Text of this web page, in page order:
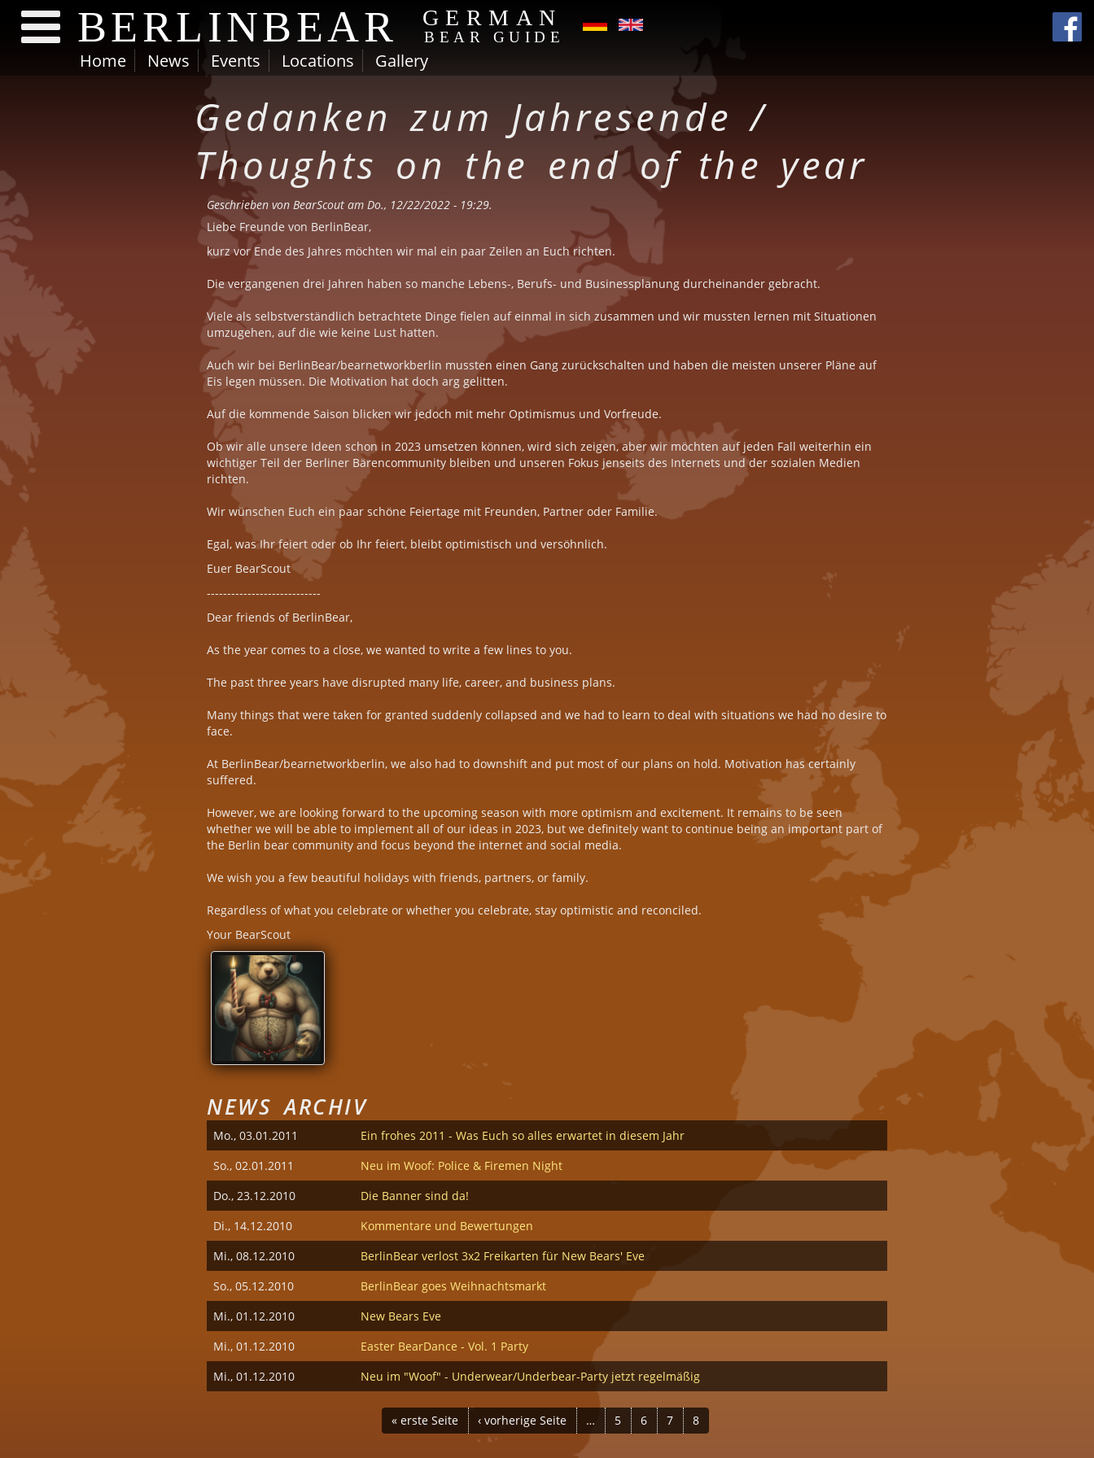
BERLINBEAR GERMAN
BEAR GUIDE
Home News Events Locations Gallery
Gedanken zum Jahresende /
Thoughts on the end of the year
Geschrieben von BearScout am Do., 12/22/2022 - 19:29.
Liebe Freunde von BerlinBear,
kurz vor Ende des Jahres möchten wir mal ein paar Zeilen an Euch richten.
Die vergangenen drei Jahren haben so manche Lebens-, Berufs- und Businessplanung durcheinander gebracht.
Viele als selbstverständlich betrachtete Dinge fielen auf einmal in sich zusammen und wir mussten lernen mit Situationen
umzugehen, auf die wie keine Lust hatten.
Auch wir bei BerlinBear/bearnetworkberlin mussten einen Gang zurückschalten und haben die meisten unserer Pläne auf
Eis legen müssen. Die Motivation hat doch arg gelitten.
Auf die kommende Saison blicken wir jedoch mit mehr Optimismus und Vorfreude.
Ob wir alle unsere Ideen schon in 2023 umsetzen können, wird sich zeigen, aber wir möchten auf jeden Fall weiterhin ein
wichtiger Teil der Berliner Bärencommunity bleiben und unseren Fokus jenseits des Internets und der sozialen Medien
richten.
Wir wünschen Euch ein paar schöne Feiertage mit Freunden, Partner oder Familie.
Egal, was Ihr feiert oder ob Ihr feiert, bleibt optimistisch und versöhnlich.
Euer BearScout
----------------------------
Dear friends of BerlinBear,
As the year comes to a close, we wanted to write a few lines to you.
The past three years have disrupted many life, career, and business plans.
Many things that were taken for granted suddenly collapsed and we had to learn to deal with situations we had no desire to
face.
At BerlinBear/bearnetworkberlin, we also had to downshift and put most of our plans on hold. Motivation has certainly
suffered.
However, we are looking forward to the upcoming season with more optimism and excitement. It remains to be seen
whether we will be able to implement all of our ideas in 2023, but we definitely want to continue being an important part of
the Berlin bear community and focus beyond the internet and social media.
We wish you a few beautiful holidays with friends, partners, or family.
Regardless of what you celebrate or whether you celebrate, stay optimistic and reconciled.
Your BearScout
SANTABEAR3.PNG
NEWS ARCHIV
Mo., 03.01.2011
Ein frohes 2011 - Was Euch so alles erwartet in diesem Jahr
So., 02.01.2011
Neu im Woof: Police & Firemen Night
Do., 23.12.2010
Die Banner sind da!
Di., 14.12.2010
Kommentare und Bewertungen
Mi., 08.12.2010
BerlinBear verlost 3x2 Freikarten für New Bears' Eve
So., 05.12.2010
BerlinBear goes Weihnachtsmarkt
Mi., 01.12.2010
New Bears Eve
Mi., 01.12.2010
Easter BearDance - Vol. 1 Party
Mi., 01.12.2010
Neu im "Woof" - Underwear/Underbear-Party jetzt regelmäßig
« erste Seite ‹ vorherige Seite … 5 6 7 8